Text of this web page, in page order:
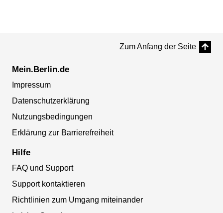
Zum Anfang der Seite
Mein.Berlin.de
Impressum
Datenschutzerklärung
Nutzungsbedingungen
Erklärung zur Barrierefreiheit
Hilfe
FAQ und Support
Support kontaktieren
Richtlinien zum Umgang miteinander